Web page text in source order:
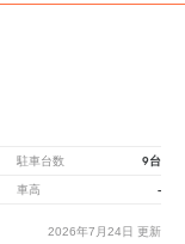
駐車台数 9台
車高 -
2026年7月24日 更新